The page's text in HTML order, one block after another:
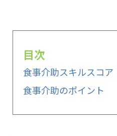
目次
食事介助スキルスコア
食事介助のポイント